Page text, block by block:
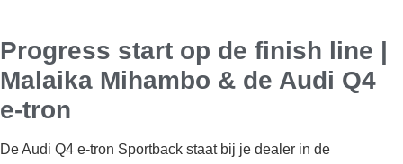
Progress start op de finish line |
Malaika Mihambo & de Audi Q4
e-tron
De Audi Q4 e-tron Sportback staat bij je dealer in de